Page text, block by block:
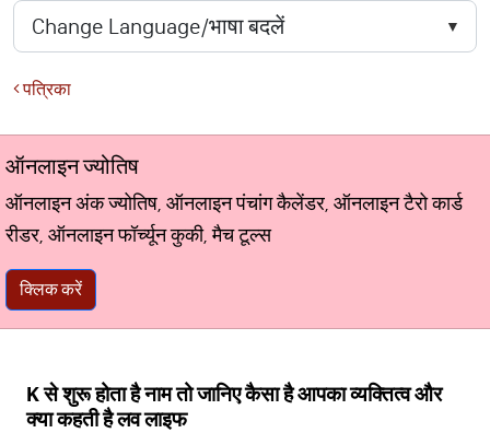
पत्रिका
ऑनलाइन ज्योतिष
ऑनलाइन अंक ज्योतिष, ऑनलाइन पंचांग कैलेंडर, ऑनलाइन टैरो कार्ड
रीडर, ऑनलाइन फॉर्च्यून कुकी, मैच टूल्स
क्लिक करें
K से शुरू होता है नाम तो जानिए कैसा है आपका व्यक्तित्व और
क्या कहती है लव लाइफ